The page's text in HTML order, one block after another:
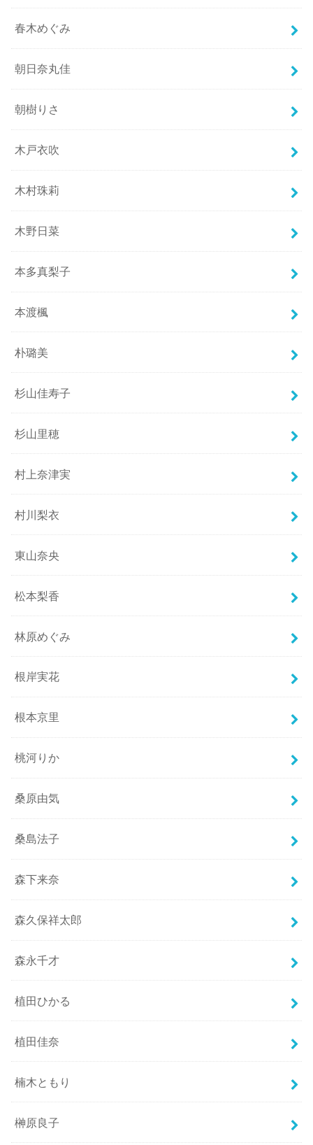
春木めぐみ
朝日奈丸佳
朝樹りさ
木戸衣吹
木村珠莉
木野日菜
本多真梨子
本渡楓
朴璐美
杉山佳寿子
杉山里穂
村上奈津実
村川梨衣
東山奈央
松本梨香
林原めぐみ
根岸実花
根本京里
桃河りか
桑原由気
桑島法子
森下来奈
森久保祥太郎
森永千才
植田ひかる
植田佳奈
楠木ともり
榊原良子